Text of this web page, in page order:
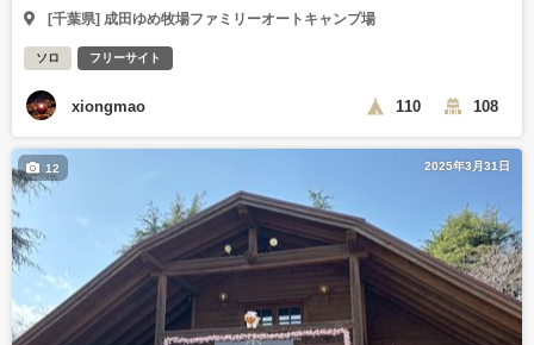
[千葉県] 成田ゆめ牧場ファミリーオートキャンプ場
ソロ フリーサイト
xiongmao 110 108
2025年3月31日
12